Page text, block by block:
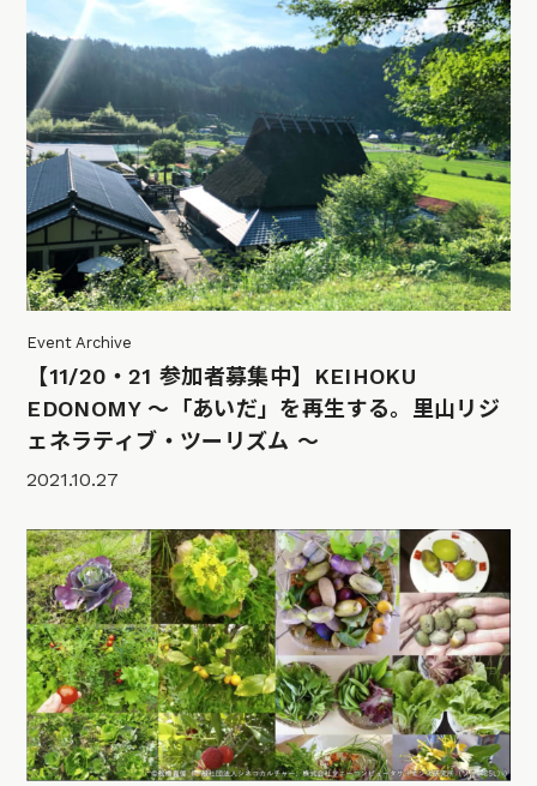
Event Archive
【11/20・21 参加者募集中】KEIHOKU
EDONOMY ～「あいだ」を再生する。里山リジ
ェネラティブ・ツーリズム ～
2021.10.27